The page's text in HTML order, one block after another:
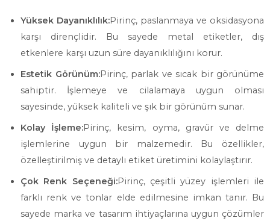
Yüksek Dayanıklılık:Pirinç, paslanmaya ve oksidasyona
karşı dirençlidir. Bu sayede metal etiketler, dış
etkenlere karşı uzun süre dayanıklılığını korur.
Estetik Görünüm:Pirinç, parlak ve sıcak bir görünüme
sahiptir. İşlemeye ve cilalamaya uygun olması
sayesinde, yüksek kaliteli ve şık bir görünüm sunar.
Kolay İşleme:Pirinç, kesim, oyma, gravür ve delme
işlemlerine uygun bir malzemedir. Bu özellikler,
özelleştirilmiş ve detaylı etiket üretimini kolaylaştırır.
Çok Renk Seçeneği:Pirinç, çeşitli yüzey işlemleri ile
farklı renk ve tonlar elde edilmesine imkan tanır. Bu
sayede marka ve tasarım ihtiyaçlarına uygun çözümler